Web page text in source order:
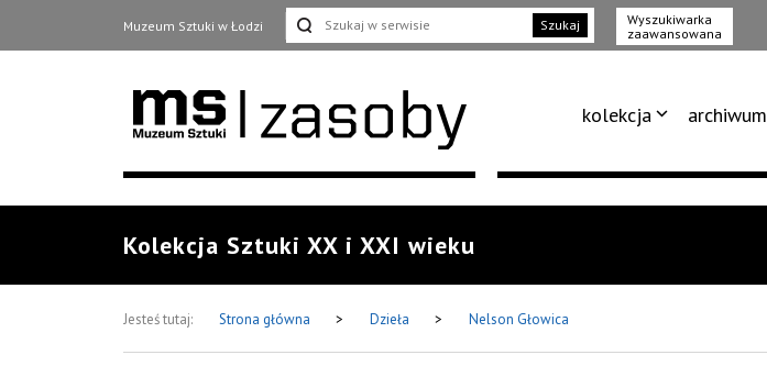
Muzeum Sztuki w Łodzi Szukaj
Wyszukiwarka
zaawansowana
kolekcja archiwum
Kolekcja Sztuki XX i XXI wieku
Jesteś tutaj: Strona główna > Dzieła > Nelson Głowica